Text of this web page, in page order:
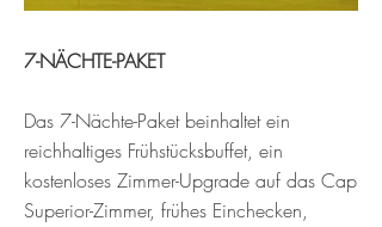
7-NÄCHTE-PAKET
Das 7-Nächte-Paket beinhaltet ein
reichhaltiges Frühstücksbuffet, ein
kostenloses Zimmer-Upgrade auf das Cap
Superior-Zimmer, frühes Einchecken,